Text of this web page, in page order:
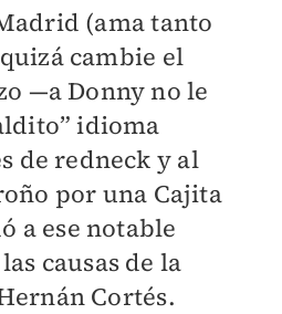
(ama tanto
cambie el
—a Donny no le
idioma
de redneck y al
por una Cajita
a ese notable
causas de la
Cortés.